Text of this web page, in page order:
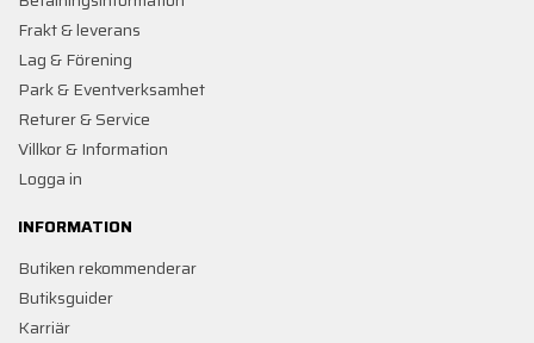
Frakt & leverans
Lag & Förening
Park & Eventverksamhet
Returer & Service
Villkor & Information
Logga in
INFORMATION
Butiken rekommenderar
Butiksguider
Karriär